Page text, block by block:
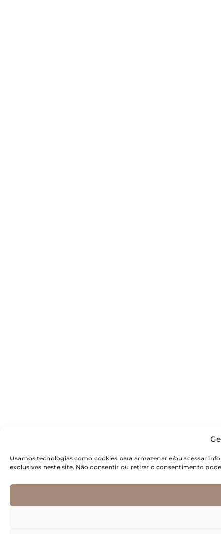
Usamos tecnologias como cookies para armazenar e/ou acessar
exclusivos neste site. Não consentir ou retirar o consentimento